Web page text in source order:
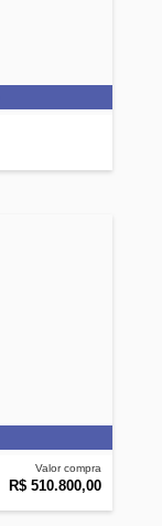
Valor compra
R$ 510.800,00